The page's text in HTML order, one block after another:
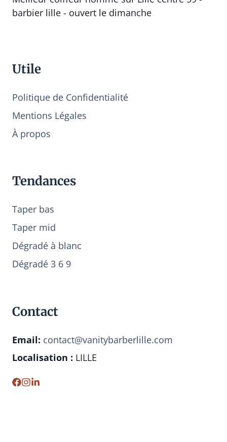
barbier lille - ouvert le dimanche
Utile
Politique de Confidentialité
Mentions Légales
À propos
Tendances
Taper bas
Taper mid
Dégradé à blanc
Dégradé 3 6 9
Contact
Email: contact@vanitybarberlille.com
Localisation : LILLE